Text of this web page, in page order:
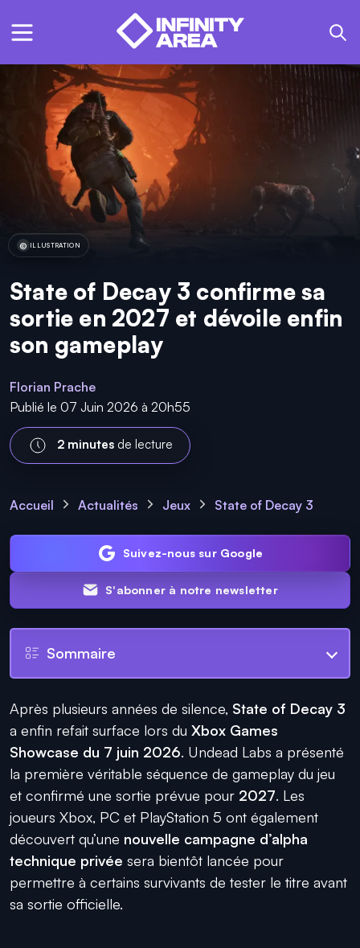
ILLUSTRATION
State of Decay 3 confirme sa
sortie en 2027 et dévoile enfin
son gameplay
Florian Prache
Publié le 07 Juin 2026 à 20h55
2 minutesde lecture
Accueil Actualités Jeux State of Decay 3
Suivez-nous sur Google
S'abonner à notre newsletter
Sommaire
Après plusieurs années de silence, State of Decay 3
a enfin refait surface lors du Xbox Games
Showcase du 7 juin 2026. Undead Labs a présenté
la première véritable séquence de gameplay du jeu
et confirmé une sortie prévue pour 2027. Les
joueurs Xbox, PC et PlayStation 5 ont également
découvert qu’une nouvelle campagne d’alpha
technique privée sera bientôt lancée pour
permettre à certains survivants de tester le titre avant
sa sortie officielle.